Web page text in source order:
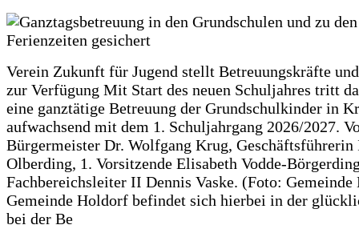
Verein Zukunft für Jugend stellt Betreuungskräfte
zur Verfügung Mit Start des neuen Schuljahres tritt
eine ganztätige Betreuung der Grundschulkinder in
aufwachsend mit dem 1. Schuljahrgang 2026/2027.
Bürgermeister Dr. Wolfgang Krug, Geschäftsführerin
Olberding, 1. Vorsitzende Elisabeth Vodde-
Fachbereichsleiter II Dennis Vaske. (Foto:
Gemeinde Holdorf befindet sich hierbei in der
bei der Be